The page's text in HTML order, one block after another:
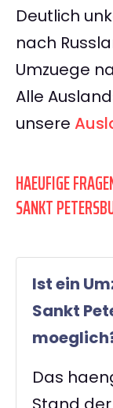
Deutlich
nach
Umzuege
Alle
unsere
HAEUFIGE
SANKT
Ist ein
Sankt
Das